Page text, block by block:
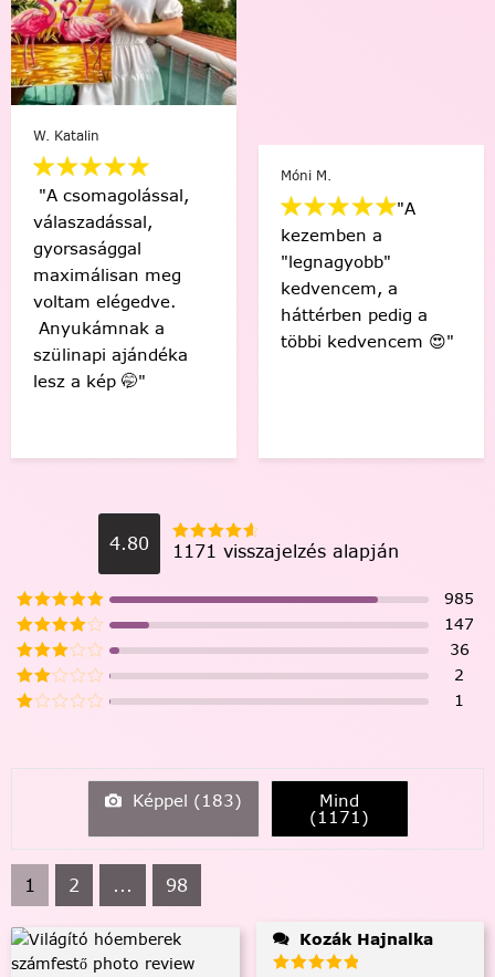
W. Katalin
"A csomagolással,
válaszadással,
gyorsasággal
maximálisan meg
voltam elégedve.
Anyukámnak a
szülinapi ajándéka
lesz a kép 🤭"
Móni M.
"A
kezemben a
"legnagyobb"
kedvencem, a
háttérben pedig a
többi kedvencem 😍"
4.80 1171 visszajelzés alapján
985
147
36
2
1
Képpel (183) Mind
(1171)
1 2 ... 98
Kozák Hajnalka